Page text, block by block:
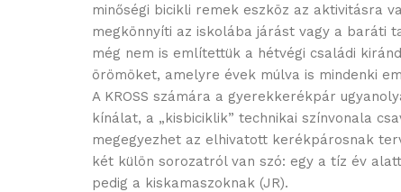
minőségi bicikli remek eszköz az aktivitásra
megkönnyíti az iskolába járást vagy a baráti
még nem is említettük a hétvégi családi
örömöket, amelyre évek múlva is mindenki
A KROSS számára a gyerekkerékpár
kínálat, a „kisbiciklik” technikai színvonala
megegyezhet az elhivatott kerékpárosnak
két külön sorozatról van szó: egy a tíz év
pedig a kiskamaszoknak (JR).